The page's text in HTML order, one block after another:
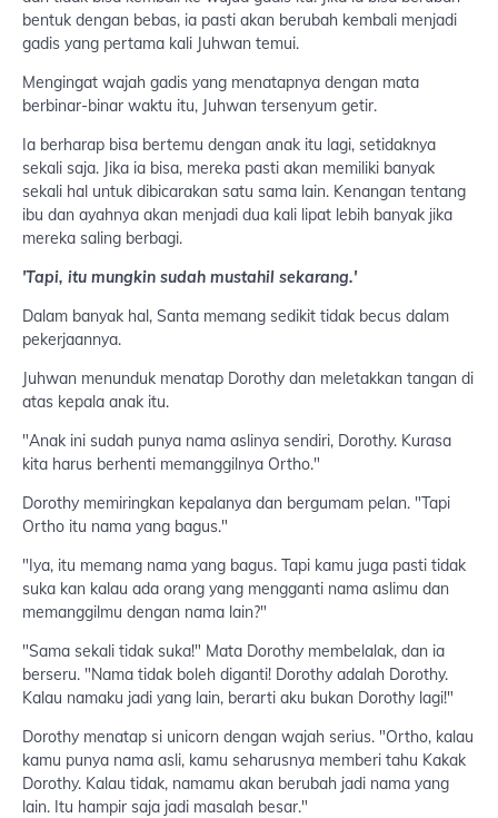
bentuk dengan bebas, ia pasti akan berubah kembali menjadi
gadis yang pertama kali Juhwan temui.
Mengingat wajah gadis yang menatapnya dengan mata
berbinar-binar waktu itu, Juhwan tersenyum getir.
Ia berharap bisa bertemu dengan anak itu lagi, setidaknya
sekali saja. Jika ia bisa, mereka pasti akan memiliki banyak
sekali hal untuk dibicarakan satu sama lain. Kenangan tentang
ibu dan ayahnya akan menjadi dua kali lipat lebih banyak jika
mereka saling berbagi.
'Tapi, itu mungkin sudah mustahil sekarang.'
Dalam banyak hal, Santa memang sedikit tidak becus dalam
pekerjaannya.
Juhwan menunduk menatap Dorothy dan meletakkan tangan di
atas kepala anak itu.
"Anak ini sudah punya nama aslinya sendiri, Dorothy. Kurasa
kita harus berhenti memanggilnya Ortho."
Dorothy memiringkan kepalanya dan bergumam pelan. "Tapi
Ortho itu nama yang bagus."
"Iya, itu memang nama yang bagus. Tapi kamu juga pasti tidak
suka kan kalau ada orang yang mengganti nama aslimu dan
memanggilmu dengan nama lain?"
"Sama sekali tidak suka!" Mata Dorothy membelalak, dan ia
berseru. "Nama tidak boleh diganti! Dorothy adalah Dorothy.
Kalau namaku jadi yang lain, berarti aku bukan Dorothy lagi!"
Dorothy menatap si unicorn dengan wajah serius. "Ortho, kalau
kamu punya nama asli, kamu seharusnya memberi tahu Kakak
Dorothy. Kalau tidak, namamu akan berubah jadi nama yang
lain. Itu hampir saja jadi masalah besar."